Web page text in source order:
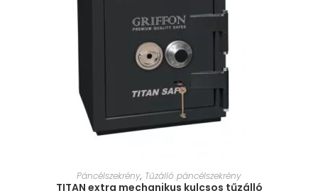
MÉRET VÁLASZTÁSA
Páncélszekrény, Tűzálló páncélszekrény
TITAN extra mechanikus kulcsos tűzálló